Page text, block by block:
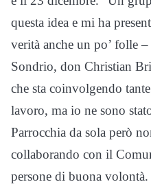
questa idea e mi ha
verità anche un po’ folle
Sondrio, don Christian
che sta coinvolgendo
lavoro, ma io ne sono
Parrocchia da sola però
collaborando con il
persone di buona